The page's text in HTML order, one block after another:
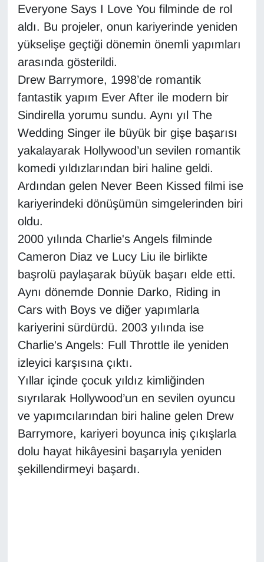
Everyone Says I Love You filminde de rol
aldı. Bu projeler, onun kariyerinde yeniden
yükselişe geçtiği dönemin önemli yapımları
arasında gösterildi.
Drew Barrymore, 1998’de romantik
fantastik yapım Ever After ile modern bir
Sindirella yorumu sundu. Aynı yıl The
Wedding Singer ile büyük bir gişe başarısı
yakalayarak Hollywood’un sevilen romantik
komedi yıldızlarından biri haline geldi.
Ardından gelen Never Been Kissed filmi ise
kariyerindeki dönüşümün simgelerinden biri
oldu.
2000 yılında Charlie's Angels filminde
Cameron Diaz ve Lucy Liu ile birlikte
başrolü paylaşarak büyük başarı elde etti.
Aynı dönemde Donnie Darko, Riding in
Cars with Boys ve diğer yapımlarla
kariyerini sürdürdü. 2003 yılında ise
Charlie's Angels: Full Throttle ile yeniden
izleyici karşısına çıktı.
Yıllar içinde çocuk yıldız kimliğinden
sıyrılarak Hollywood’un en sevilen oyuncu
ve yapımcılarından biri haline gelen Drew
Barrymore, kariyeri boyunca iniş çıkışlarla
dolu hayat hikâyesini başarıyla yeniden
şekillendirmeyi başardı.
YAŞAM
YEREL